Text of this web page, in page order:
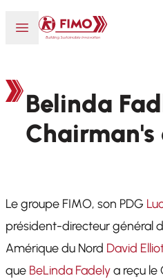
Ouvrir ou fermer le menu
Retour à l'accueil
Belinda
Le groupe FIMO, son PDG
président-directeur général
Amérique du Nord David
que BeLinda Fadelya reçu le